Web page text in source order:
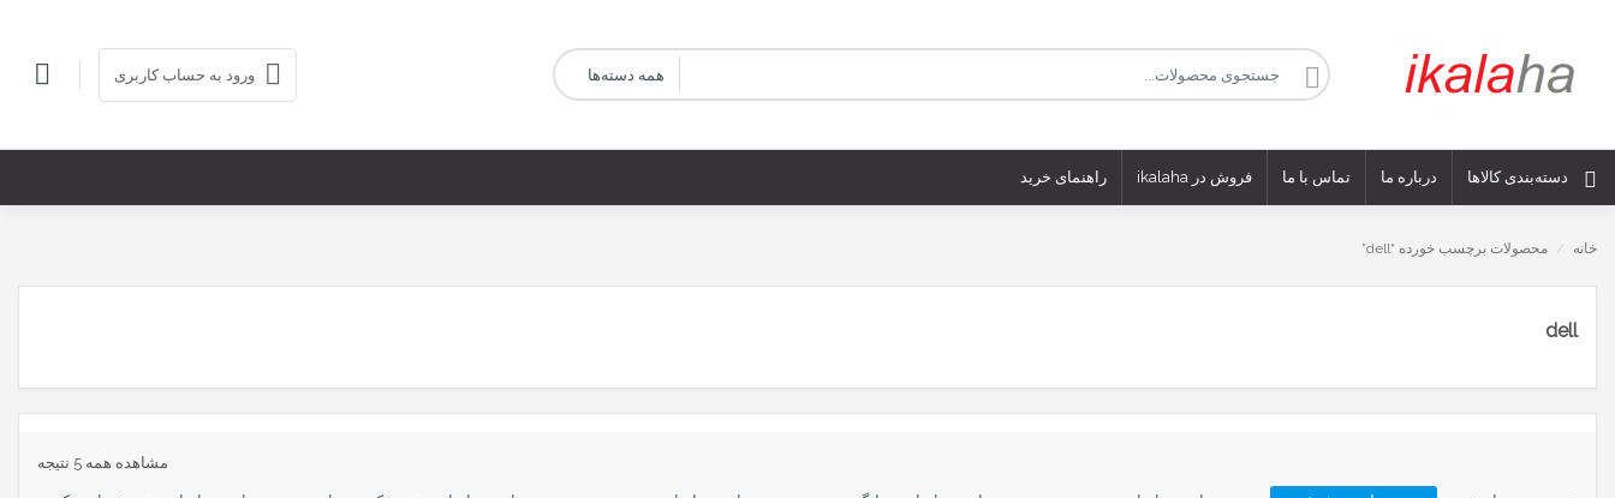
ورود به حساب کاربری
دسته‌بندی کالاها درباره ما تماس با ما فروش در ikalaha راهنمای خرید
خانه / محصولات برچسب خورده “dell”
dell
مشاهده همه 5 نتیجه